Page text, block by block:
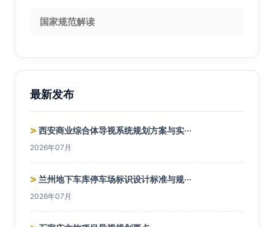
国家规范解读
最新发布
> 西安商业综合体导视系统规划方案与实···
2026年07月
> 兰州地下车库停车场标识设计标准与规···
2026年07月